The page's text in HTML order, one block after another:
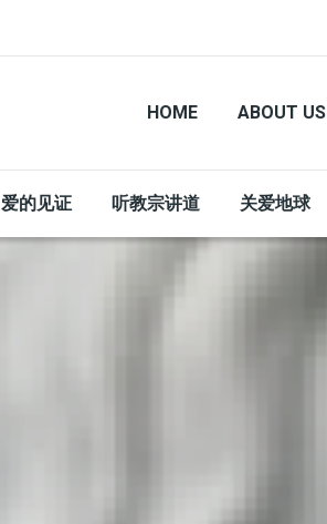
HOME ABOUT US
爱的见证 听教宗讲道 关爱地球